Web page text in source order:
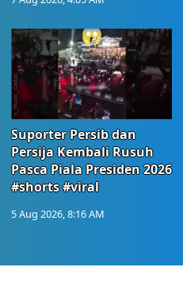
Suporter Persib dan
Persija Kembali Rusuh
Pasca Piala Presiden 2026
#shorts #viral
5 Aug 2026, 8:16 AM